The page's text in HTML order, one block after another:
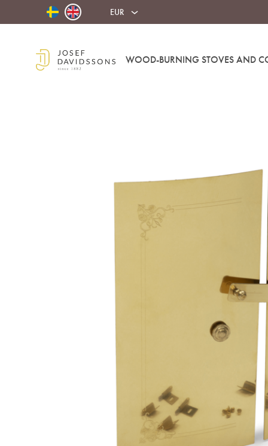
EUR
WOOD-BURNING STOVES AND